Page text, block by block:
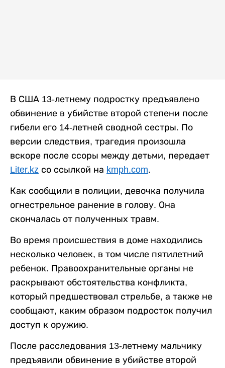
В США 13-летнему подростку предъявлено
обвинение в убийстве второй степени после
гибели его 14-летней сводной сестры. По
версии следствия, трагедия произошла
вскоре после ссоры между детьми, передает
Liter.kz со ссылкой на kmph.com.
Как сообщили в полиции, девочка получила
огнестрельное ранение в голову. Она
скончалась от полученных травм.
Во время происшествия в доме находились
несколько человек, в том числе пятилетний
ребенок. Правоохранительные органы не
раскрывают обстоятельства конфликта,
который предшествовал стрельбе, а также не
сообщают, каким образом подросток получил
доступ к оружию.
После расследования 13-летнему мальчику
предъявили обвинение в убийстве второй